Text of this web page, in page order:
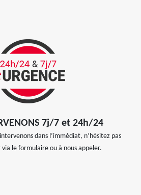
7j/7 et 24h/24
dans l’immédiat, n’hésitez pas
le formulaire ou à nous appeler.